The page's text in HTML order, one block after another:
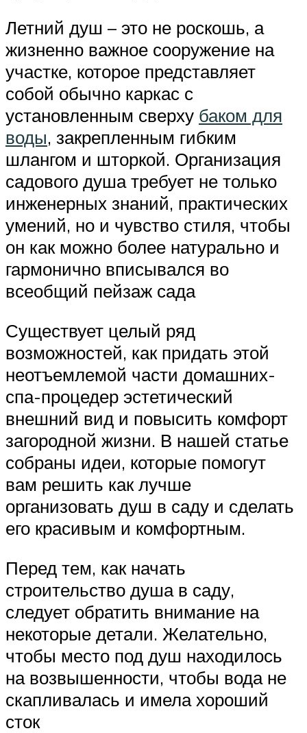
Летний душ – это не роскошь, а
жизненно важное сооружение на
участке, которое представляет
собой обычно каркас с
установленным сверху баком для
воды, закрепленным гибким
шлангом и шторкой. Организация
садового душа требует не только
инженерных знаний, практических
умений, но и чувство стиля, чтобы
он как можно более натурально и
гармонично вписывался во
всеобщий пейзаж сада
Существует целый ряд
возможностей, как придать этой
неотъемлемой части домашних-
спа-процедер эстетический
внешний вид и повысить комфорт
загородной жизни. В нашей статье
собраны идеи, которые помогут
вам решить как лучше
организовать душ в саду и сделать
его красивым и комфортным.
Перед тем, как начать
строительство душа в саду,
следует обратить внимание на
некоторые детали. Желательно,
чтобы место под душ находилось
на возвышенности, чтобы вода не
скапливалась и имела хороший
сток